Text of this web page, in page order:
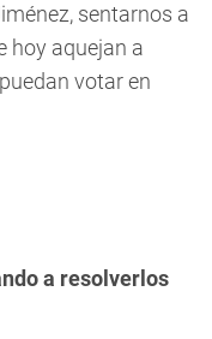
sentarnos a
hoy aquejan a
votar en
a resolverlos